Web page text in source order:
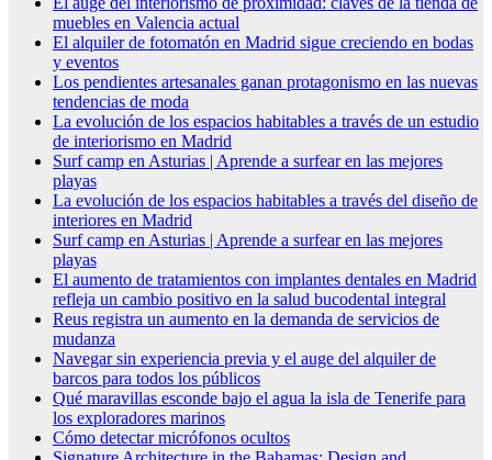
muebles en Valencia actual
El alquiler de fotomatón en Madrid sigue creciendo en bodas
y eventos
Los pendientes artesanales ganan protagonismo en las nuevas
tendencias de moda
La evolución de los espacios habitables a través de un estudio
de interiorismo en Madrid
Surf camp en Asturias | Aprende a surfear en las mejores
playas
La evolución de los espacios habitables a través del diseño de
interiores en Madrid
Surf camp en Asturias | Aprende a surfear en las mejores
playas
El aumento de tratamientos con implantes dentales en Madrid
refleja un cambio positivo en la salud bucodental integral
Reus registra un aumento en la demanda de servicios de
mudanza
Navegar sin experiencia previa y el auge del alquiler de
barcos para todos los públicos
Qué maravillas esconde bajo el agua la isla de Tenerife para
los exploradores marinos
Cómo detectar micrófonos ocultos